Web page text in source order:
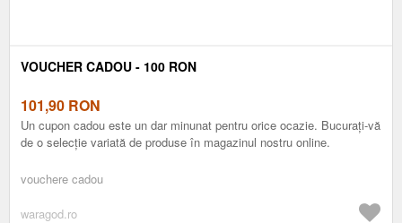
VOUCHER CADOU - 100 RON
101,90 RON
Un cupon cadou este un dar minunat pentru orice ocazie. Bucurați-vă
de o selecție variată de produse în magazinul nostru online.
vouchere cadou
waragod.ro